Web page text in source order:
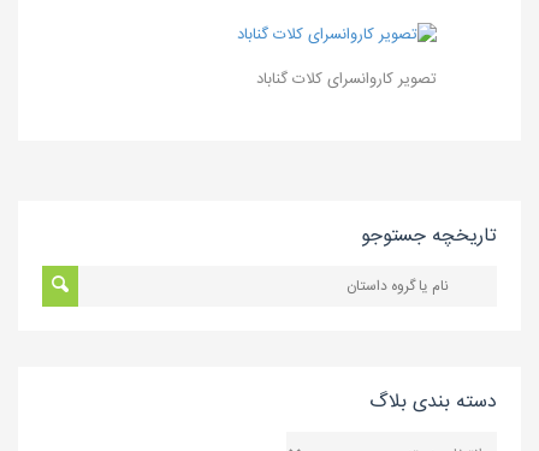
تصویر کاروانسرای کلات گناباد
تاریخچه جستوجو
دسته بندی بلاگ